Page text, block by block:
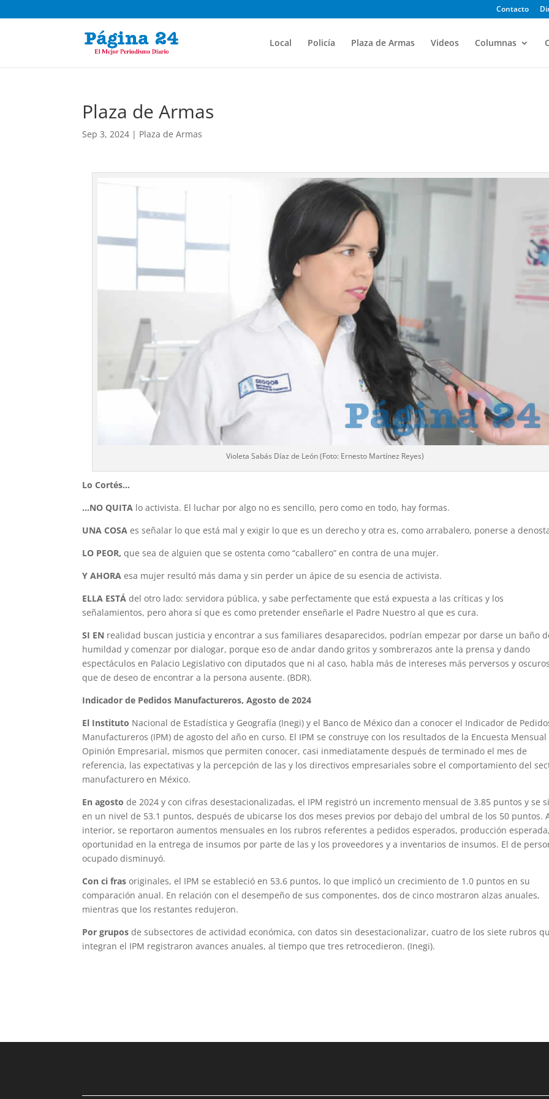
Contacto
Local Policía Plaza de Armas Videos Columnas
Plaza de Armas
Sep 3, 2024 | Plaza de Armas
Violeta Sabás Díaz de León (Foto: Ernesto Martínez Reyes)
Lo Cortés…
…NO QUITA lo activista. El luchar por algo no es sencillo, pero como en todo, hay formas.
UNA COSAes señalar lo que está mal y exigir lo que es un derecho y otra es, como arrabalero, ponerse a
LO PEOR,que sea de alguien que se ostenta como “caballero” en contra de una mujer.
Y AHORAesa mujer resultó más dama y sin perder un ápice de su esencia de activista.
ELLA ESTÁdel otro lado: servidora pública, y sabe perfectamente que está expuesta a las críticas y los
señalamientos, pero ahora sí que es como pretender enseñarle el Padre Nuestro al que es cura.
SI EN realidad buscan justicia y encontrar a sus familiares desaparecidos, podrían empezar por darse un baño
humildad y comenzar por dialogar, porque eso de andar dando gritos y sombrerazos ante la prensa y dando
espectáculos en Palacio Legislativo con diputados que ni al caso, habla más de intereses más perversos y
que de deseo de encontrar a la persona ausente. (BDR).
Indicador de Pedidos Manufactureros, Agosto de 2024
El Instituto Nacional de Estadística y Geografía (Inegi) y el Banco de México dan a conocer el Indicador de
Manufactureros (IPM) de agosto del año en curso. El IPM se construye con los resultados de la Encuesta Mensual
Opinión Empresarial, mismos que permiten conocer, casi inmediatamente después de terminado el mes de
referencia, las expectativas y la percepción de las y los directivos empresariales sobre el comportamiento del
manufacturero en México.
En agostode 2024 y con cifras desestacionalizadas, el IPM registró un incremento mensual de 3.85 puntos y se
en un nivel de 53.1 puntos, después de ubicarse los dos meses previos por debajo del umbral de los 50 puntos.
interior, se reportaron aumentos mensuales en los rubros referentes a pedidos esperados, producción
oportunidad en la entrega de insumos por parte de las y los proveedores y a inventarios de insumos. El de
ocupado disminuyó.
Con ci frasoriginales, el IPM se estableció en 53.6 puntos, lo que implicó un crecimiento de 1.0 puntos en su
comparación anual. En relación con el desempeño de sus componentes, dos de cinco mostraron alzas anuales,
mientras que los restantes redujeron.
Por gruposde subsectores de actividad económica, con datos sin desestacionalizar, cuatro de los siete rubros
integran el IPM registraron avances anuales, al tiempo que tres retrocedieron. (Inegi).